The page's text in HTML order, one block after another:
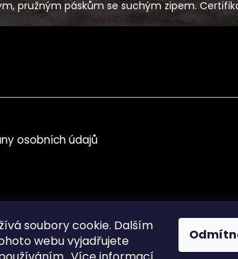
soubory cookie. Dalším
webu vyjadřujete
páskům se suchým zipem.
osobních údajů